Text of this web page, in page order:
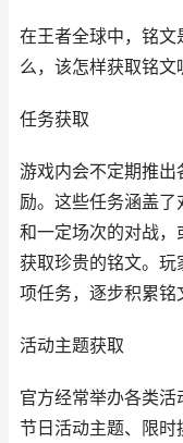
在王者全球中，铭
么，该怎样获取铭文
任务获取
游戏内会不定期推
励。这些任务涵盖
和一定场次的对战
获取珍贵的铭文。
项任务，逐步积累铭
活动主题获取
官方经常举办各类活
节日活动主题、限